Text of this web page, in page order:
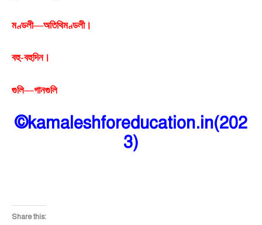
মণ্ডলী—অতিথিমণ্ডলী।
বহু-বহুদিন।
গুলি—গানগুলি
©kamaleshforeducation.in(202
3)
Share this: